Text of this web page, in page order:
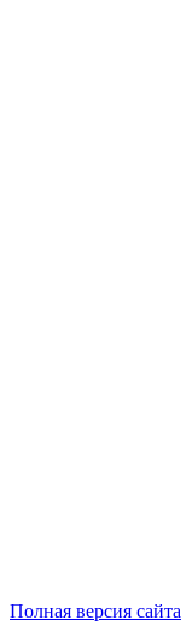
Полная версия сайта